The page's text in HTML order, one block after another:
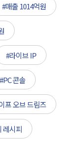
#매출 1014억원
#라이브 IP
#PC 콘솔
프 오브 드림즈
레시피